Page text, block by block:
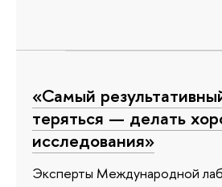
«Самый
теряться — делать
исследования»
Эксперты Международной